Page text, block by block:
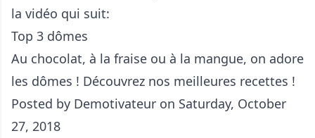
la vidéo qui suit:
Top 3 dômes
Au chocolat, à la fraise ou à la mangue, on adore
les dômes ! Découvrez nos meilleures recettes !
Posted by Demotivateur on Saturday, October
27, 2018